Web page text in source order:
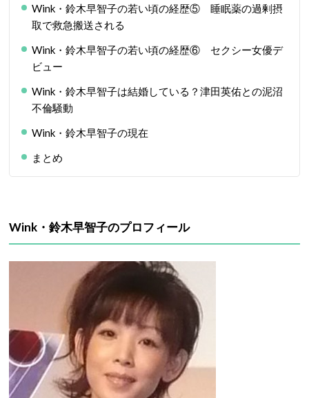
Wink・鈴木早智子の若い頃の経歴⑤ 睡眠薬の過剰摂
取で救急搬送される
Wink・鈴木早智子の若い頃の経歴⑥ セクシー女優デ
ビュー
Wink・鈴木早智子は結婚している？津田英佑との泥沼
不倫騒動
Wink・鈴木早智子の現在
まとめ
Wink・鈴木早智子のプロフィール